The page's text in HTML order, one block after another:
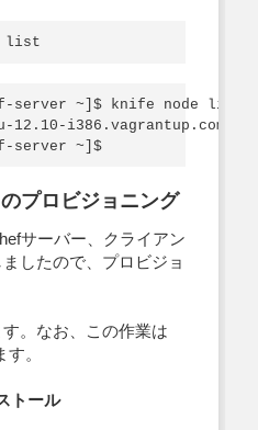
server ~]$ knife node list
i386.vagrantup.com
プロビジョニング
サーバー、クライアン
したので、プロビジョ
。なお、この作業は
。
トール